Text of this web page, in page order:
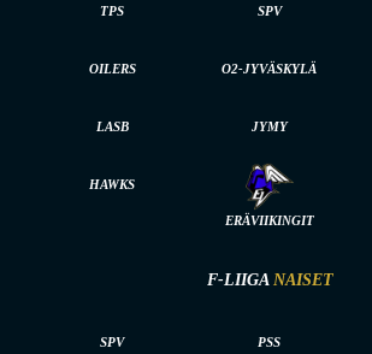
TPS SPV
OILERS O2-JYVÄSKYLÄ
LASB JYMY
HAWKS
ERÄVIIKINGIT
F-LIIGA NAISET
SPV PSS